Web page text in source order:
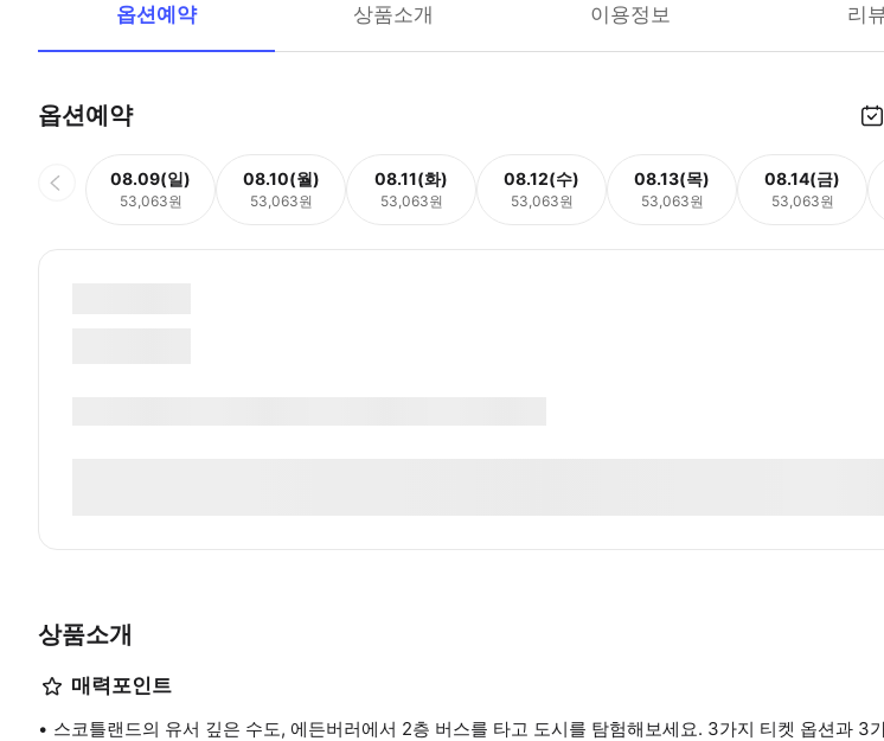
옵션예약 상품소개 이용정보 리
옵션예약
08.09(일)
53,063원
08.10(월)
53,063원
08.11(화)
53,063원
08.12(수)
53,063원
08.13(목)
53,063원
08.14(금)
53,063원
상품소개
매력포인트
스코틀랜드의 유서 깊은 수도, 에든버러에서 2층 버스를 타고 도시를 탐험해보세요. 3가지 티켓 옵션과 3